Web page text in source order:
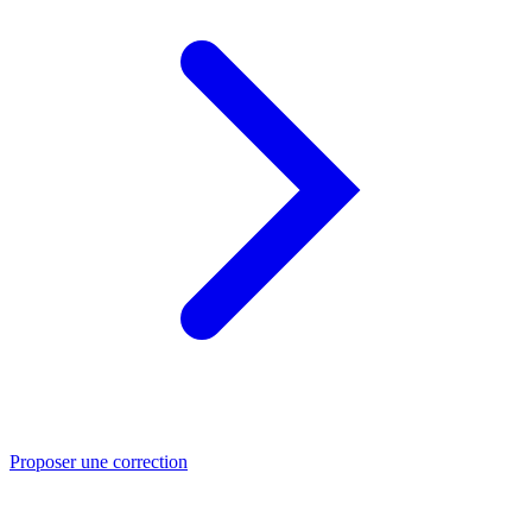
Proposer une correction